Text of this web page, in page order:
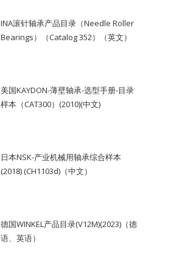
INA滚针轴承产品目录（Needle Roller
Bearings）（Catalog 352）（英文）
美国KAYDON-薄壁轴承-选型手册-目录
样本（CAT300）(2010)(中文)
日本NSK-产业机械用轴承综合样本
(2018) (CH1103d)（中文）
德国WINKEL产品目录(V12M)(2023)（德
语、英语）